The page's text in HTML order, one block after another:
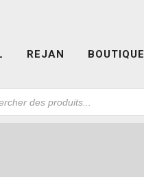
REJAN BOUTIQUE